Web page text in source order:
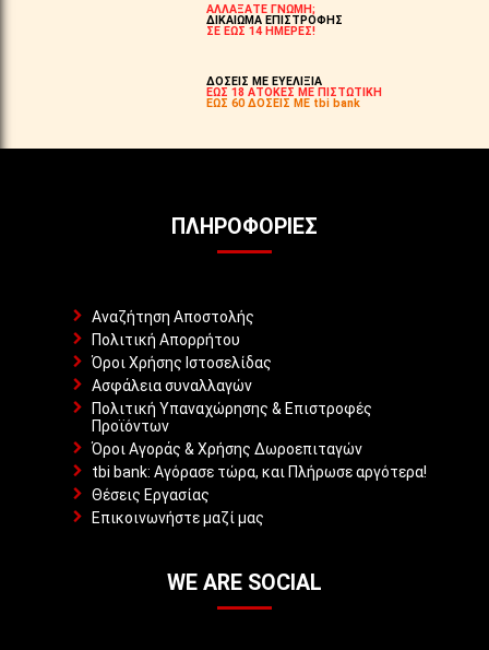
ΑΛΛΑΞΑΤΕ ΓΝΩΜΗ;
ΔΙΚΑΙΩΜΑ ΕΠΙΣΤΡΟΦΗΣ
ΣΕ ΕΩΣ 14 ΗΜΕΡΕΣ!
ΔΟΣΕΙΣ ΜΕ ΕΥΕΛΙΞΙΑ
ΕΩΣ 18 ΑΤΟΚΕΣ ΜΕ ΠΙΣΤΩΤΙΚΗ
ΕΩΣ 60 ΔΟΣΕΙΣ ΜΕ tbi bank
ΠΛΗΡΟΦΟΡΊΕΣ
Αναζήτηση Αποστολής
Πολιτική Απορρήτου
Όροι Χρήσης Ιστοσελίδας
Ασφάλεια συναλλαγών
Πολιτική Υπαναχώρησης & Επιστροφές
Προϊόντων
Όροι Αγοράς & Χρήσης Δωροεπιταγών
tbi bank: Αγόρασε τώρα, και Πλήρωσε αργότερα!
Θέσεις Εργασίας
Επικοινωνήστε μαζί μας
WE ARE SOCIAL